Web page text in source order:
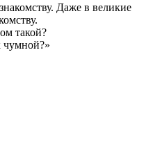
Даже в великие
такой?
чумной?»